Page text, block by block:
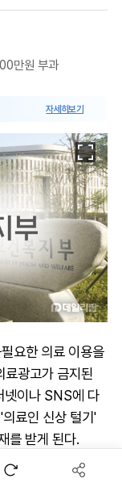
만원 부과
자세히보기
요한 의료 이용을
료광고가 금지된
넷이나 SNS에 다
료인 신상 털기'
를 받게 된다.
는 의료법 시행령